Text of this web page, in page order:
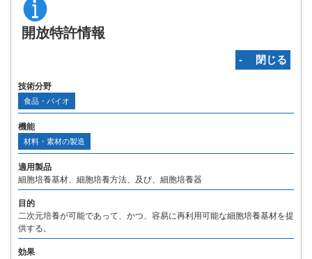
開放特許情報
‐ 閉じる
技術分野
食品・バイオ
機能
材料・素材の製造
適用製品
細胞培養基材、細胞培養方法、及び、細胞培養器
目的
二次元培養が可能であって、かつ、容易に再利用可能な細胞培養基材を提
供する。
効果